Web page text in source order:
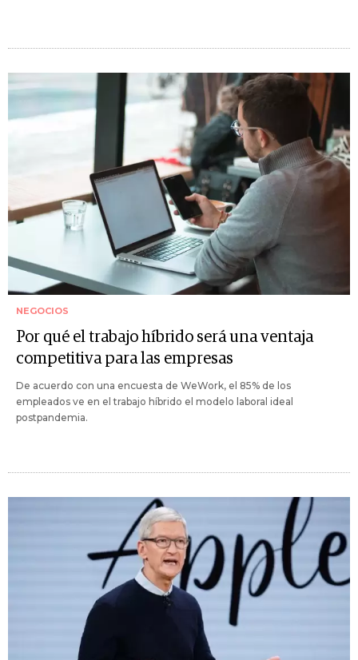
NEGOCIOS
Por qué el trabajo híbrido será una ventaja
competitiva para las empresas
De acuerdo con una encuesta de WeWork, el 85% de los
empleados ve en el trabajo híbrido el modelo laboral ideal
postpandemia.